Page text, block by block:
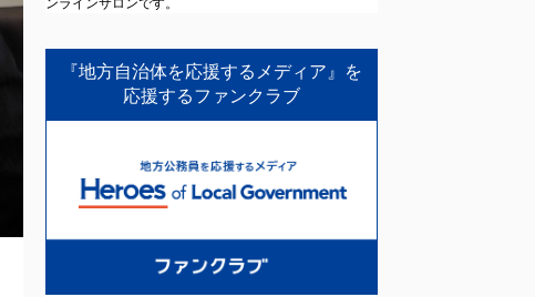
『地方自治体を応援するメディア』を
応援するファンクラブ